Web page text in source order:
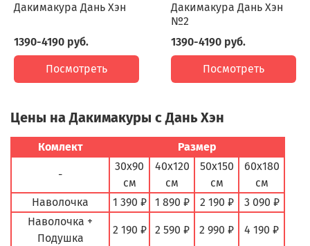
Дакимакура Дань Хэн
1390-4190 руб.
Посмотреть
Дакимакура Дань Хэн
№2
1390-4190 руб.
Посмотреть
Цены на Дакимакуры с Дань Хэн
Комлект Размер
-
30х90
см
40х120
см
50х150
см
60х180
см
Наволочка
1 390 ₽ 1 890 ₽ 2 190 ₽
3 090 ₽
Наволочка +
Подушка
2 190 ₽ 2 590 ₽ 2 990 ₽ 4 190 ₽